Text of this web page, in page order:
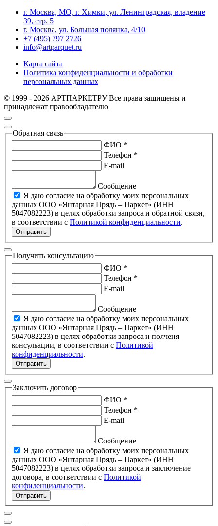
г. Москва, МО, г. Химки, ул. Ленинградская, владение
39, стр. 5
г. Москва, ул. Большая полянка, 4/10
+7 (495) 797 2726
info@artparquet.ru
Карта сайта
Политика конфиденциальности и обработки
персональных данных
© 1999 - 2026 АРТПАРКЕТРУ Все права защищены и
принадлежат правообладателю.
Обратная связь
ФИО *
Телефон *
E-mail
Сообщение
Я даю согласие на обработку моих персональных
данных ООО «Янтарная Прядь – Паркет» (ИНН
5047082223) в целях обработки запроса и обратной связи,
в соответствии с Политикой конфиденциальности.
Отправить
Получить консультацию
ФИО *
Телефон *
E-mail
Сообщение
Я даю согласие на обработку моих персональных
данных ООО «Янтарная Прядь – Паркет» (ИНН
5047082223) в целях обработки запроса и полченя
консульации, в соответствии с Политикой
конфиденциальности.
Отправить
Заключить договор
ФИО *
Телефон *
E-mail
Сообщение
Я даю согласие на обработку моих персональных
данных ООО «Янтарная Прядь – Паркет» (ИНН
5047082223) в целях обработки запроса и заключение
договора, в соответствии с Политикой
конфиденциальности.
Отправить